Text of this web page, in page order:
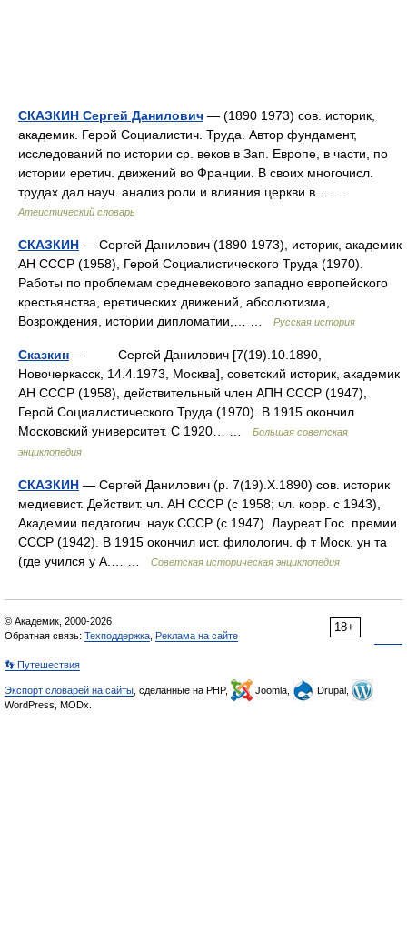
СКАЗКИН Сергей Данилович — (1890 1973) сов. историк,
академик. Герой Социалистич. Труда. Автор фундамент,
исследований по истории ср. веков в Зап. Европе, в части, по
истории еретич. движений во Франции. В своих многочисл.
трудах дал науч. анализ роли и влияния церкви в… …
Атеистический словарь
СКАЗКИН — Сергей Данилович (1890 1973), историк, академик
АН СССР (1958), Герой Социалистического Труда (1970).
Работы по проблемам средневекового западно европейского
крестьянства, еретических движений, абсолютизма,
Возрождения, истории дипломатии,… …
Русская история
Сказкин — Сергей Данилович [7(19).10.1890,
Новочеркасск, 14.4.1973, Москва], советский историк, академик
АН СССР (1958), действительный член АПН СССР (1947),
Герой Социалистического Труда (1970). В 1915 окончил
Московский университет. С 1920… …
Большая советская
энциклопедия
СКАЗКИН — Сергей Данилович (р. 7(19).X.1890) сов. историк
медиевист. Действит. чл. АН СССР (с 1958; чл. корр. с 1943),
Академии педагогич. наук СССР (с 1947). Лауреат Гос. премии
СССР (1942). В 1915 окончил ист. филологич. ф т Моск. ун та
(где учился у А.… …
Советская историческая энциклопедия
18+
© Академик, 2000-2026
Обратная связь: Техподдержка Реклама на сайте
👣 Путешествия
Экспорт словарей на сайты , сделанные на PHP, Joomla,
Drupal,
WordPress, MODx.